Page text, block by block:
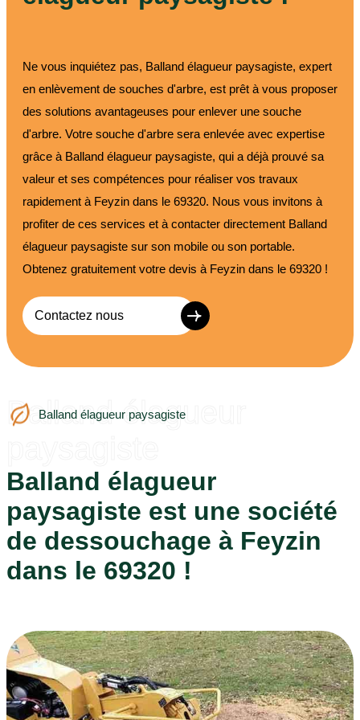
Ne vous inquiétez pas, Balland élagueur paysagiste, expert
en enlèvement de souches d'arbre, est prêt à vous proposer
des solutions avantageuses pour enlever une souche
d'arbre. Votre souche d'arbre sera enlevée avec expertise
grâce à Balland élagueur paysagiste, qui a déjà prouvé sa
valeur et ses compétences pour réaliser vos travaux
rapidement à Feyzin dans le 69320. Nous vous invitons à
profiter de ces services et à contacter directement Balland
élagueur paysagiste sur son mobile ou son portable.
Obtenez gratuitement votre devis à Feyzin dans le 69320 !
Contactez nous
Balland élagueur paysagiste
Balland élagueur
Balland élagueur
paysagiste est une société
de dessouchage à Feyzin
dans le 69320 !